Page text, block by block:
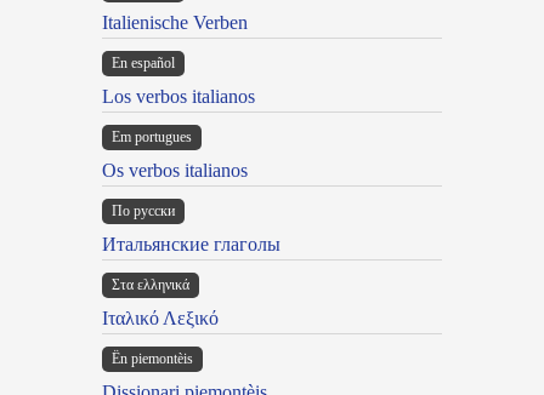
Italienische Verben
En español
Los verbos italianos
Em portugues
Os verbos italianos
По русски
Итальянские глаголы
Στα ελληνικά
Ιταλικό Λεξικό
Ën piemontèis